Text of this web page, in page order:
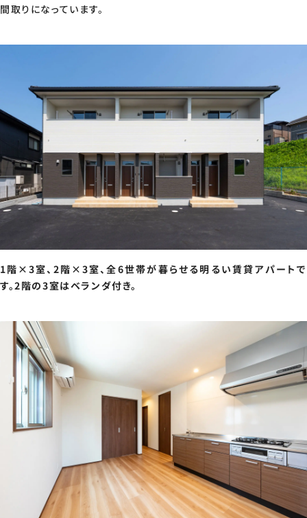
間取りになっています。
1階×3室、2階×3室、全6世帯が暮らせる明るい賃貸アパートで
す。2階の3室はベランダ付き。